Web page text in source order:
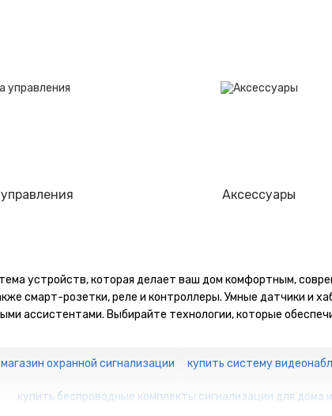
устройств, которая делает ваш дом комфортным,
смарт-розетки, реле и контроллеры. Умные датчики и
ассистентами. Выбирайте технологии, которые
магазин охранной сигнализации купить систему
купить беспроводные комплекты сигнализации для дома
Аксессуары